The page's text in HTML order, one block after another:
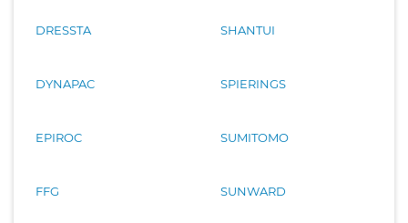
DRESSTA
DYNAPAC
EPIROC
FFG
SHANTUI
SPIERINGS
SUMITOMO
SUNWARD